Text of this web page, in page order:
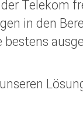
Telekom
in den